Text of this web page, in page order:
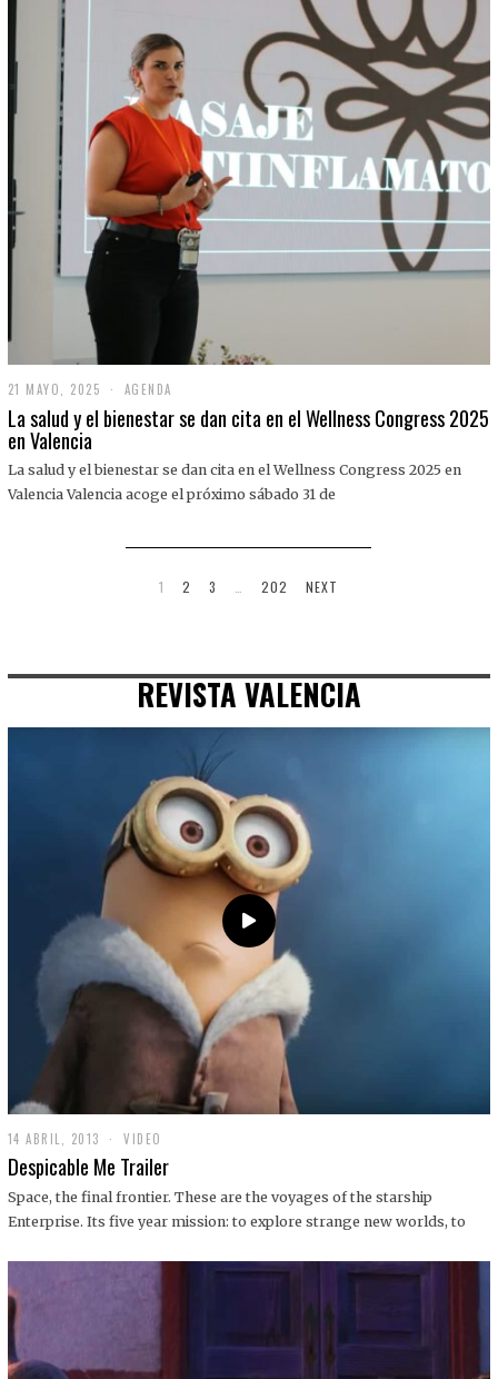
21 MAYO, 2025
1
M
O
,
AGENDA
La salud y el bienestar se dan cita en el Wellness Congress 2025
en Valencia
La salud y el bienestar se dan cita en el Wellness Congress 2025 en
Valencia Valencia acoge el próximo sábado 31 de
1 2 3 202 NEXT
REVISTA VALENCIA
14 ABRIL, 2013
9
D
C
I
1
VIDEO
Despicable Me Trailer
Space, the final frontier. These are the voyages of the starship
Enterprise. Its five year mission: to explore strange new worlds, to